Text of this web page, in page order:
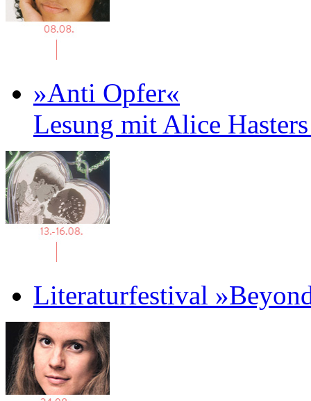
»Anti Opfer«
Lesung mit Alice
Literaturfestival